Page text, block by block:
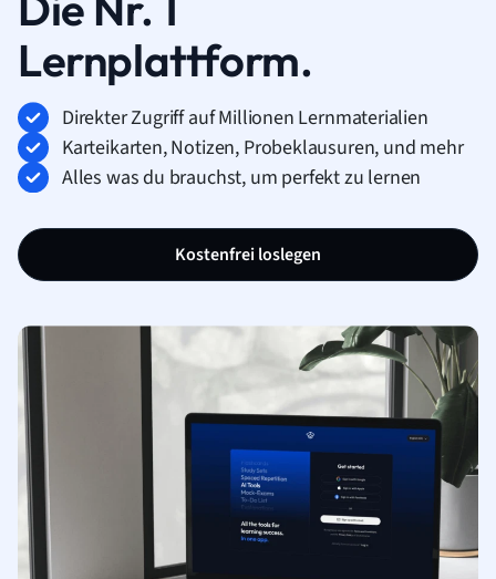
Lernplattform.
Direkter Zugriff auf Millionen Lernmaterialien
Karteikarten, Notizen, Probeklausuren, und mehr
Alles was du brauchst, um perfekt zu lernen
Kostenfrei loslegen